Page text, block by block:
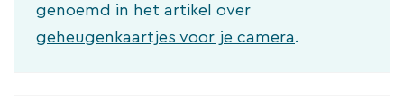
genoemd in het artikel over
geheugenkaartjes voor je camera.